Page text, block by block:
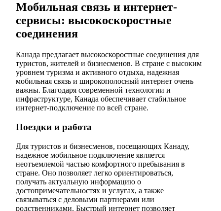
Мобильная связь и интернет-
сервисы: высокоскоростные
соединения
Канада предлагает высокоскоростные соединения для
туристов, жителей и бизнесменов. В стране с высоким
уровнем туризма и активного отдыха, надежная
мобильная связь и широкополосный интернет очень
важны. Благодаря современной технологии и
инфраструктуре, Канада обеспечивает стабильное
интернет-подключение по всей стране.
Поездки и работа
Для туристов и бизнесменов, посещающих Канаду,
надежное мобильное подключение является
неотъемлемой частью комфортного пребывания в
стране. Оно позволяет легко ориентироваться,
получать актуальную информацию о
достопримечательностях и услугах, а также
связываться с деловыми партнерами или
родственниками. Быстрый интернет позволяет